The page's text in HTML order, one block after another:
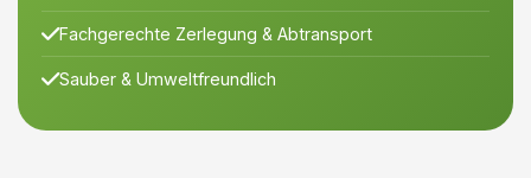
Fachgerechte Zerlegung & Abtransport
Sauber & Umweltfreundlich